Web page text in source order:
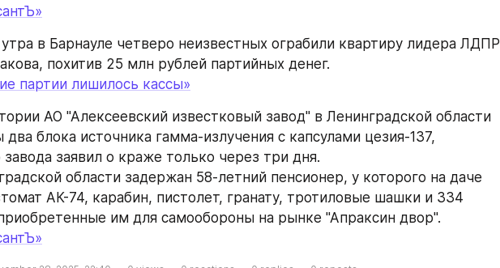
в Барнауле четверо неизвестных ограбили квартиру лидера ЛДПР
похитив 25 млн рублей партийных денег.
партии лишилось кассы»
АО "Алексеевский известковый завод" в Ленинградской области
блока источника гамма-излучения с капсулами цезия-137,
заявил о краже только через три дня.
области задержан 58-летний пенсионер, у которого на даче
АК-74, карабин, пистолет, гранату, тротиловые шашки и 334
им для самообороны на рынке "Апраксин двор".